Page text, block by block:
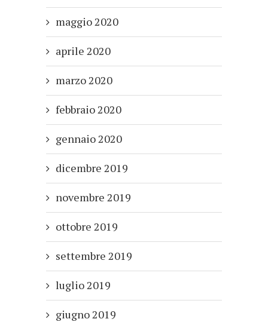
maggio 2020
aprile 2020
marzo 2020
febbraio 2020
gennaio 2020
dicembre 2019
novembre 2019
ottobre 2019
settembre 2019
luglio 2019
giugno 2019